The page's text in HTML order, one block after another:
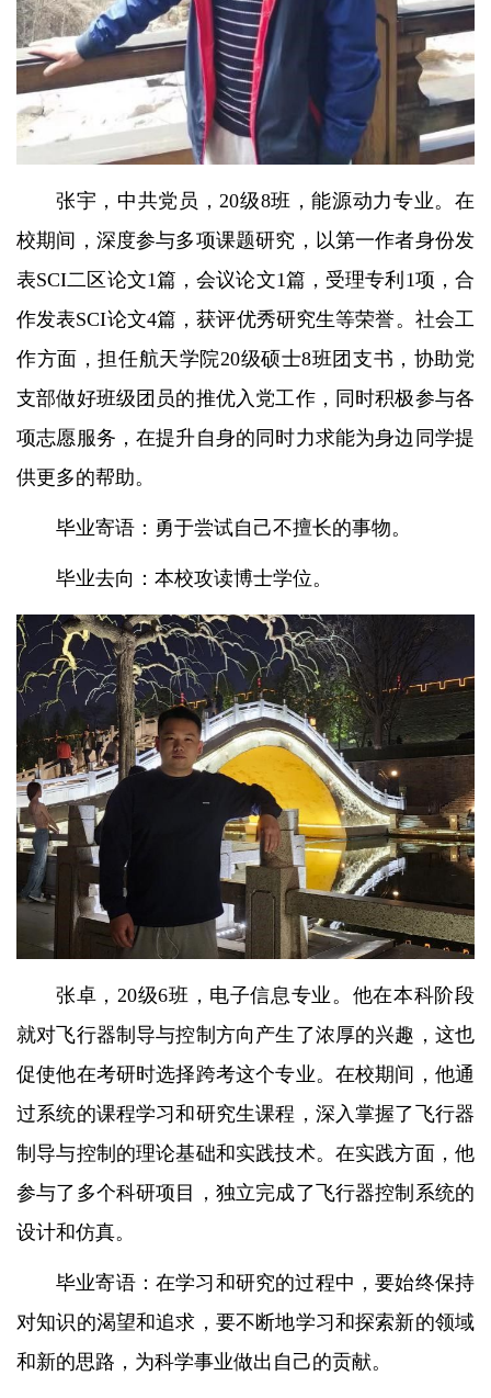
张宇，中共党员，20级8班，能源动力专业。在
校期间，深度参与多项课题研究，以第一作者身份发
表SCI二区论文1篇，会议论文1篇，受理专利1项，合
作发表SCI论文4篇，获评优秀研究生等荣誉。社会工
作方面，担任航天学院20级硕士8班团支书，协助党
支部做好班级团员的推优入党工作，同时积极参与各
项志愿服务，在提升自身的同时力求能为身边同学提
供更多的帮助。
毕业寄语：勇于尝试自己不擅长的事物。
毕业去向：本校攻读博士学位。
张卓，20级6班，电子信息专业。他在本科阶段
就对飞行器制导与控制方向产生了浓厚的兴趣，这也
促使他在考研时选择跨考这个专业。在校期间，他通
过系统的课程学习和研究生课程，深入掌握了飞行器
制导与控制的理论基础和实践技术。在实践方面，他
参与了多个科研项目，独立完成了飞行器控制系统的
设计和仿真。
毕业寄语：在学习和研究的过程中，要始终保持
对知识的渴望和追求，要不断地学习和探索新的领域
和新的思路，为科学事业做出自己的贡献。